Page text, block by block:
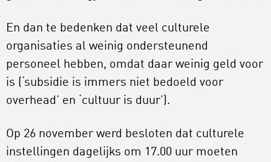
En dan te bedenken dat veel culturele
organisaties al weinig ondersteunend
personeel hebben, omdat daar weinig geld voor
is (‘subsidie is immers niet bedoeld voor
overhead’ en ‘cultuur is duur’).
Op 26 november werd besloten dat culturele
instellingen dagelijks om 17.00 uur moeten